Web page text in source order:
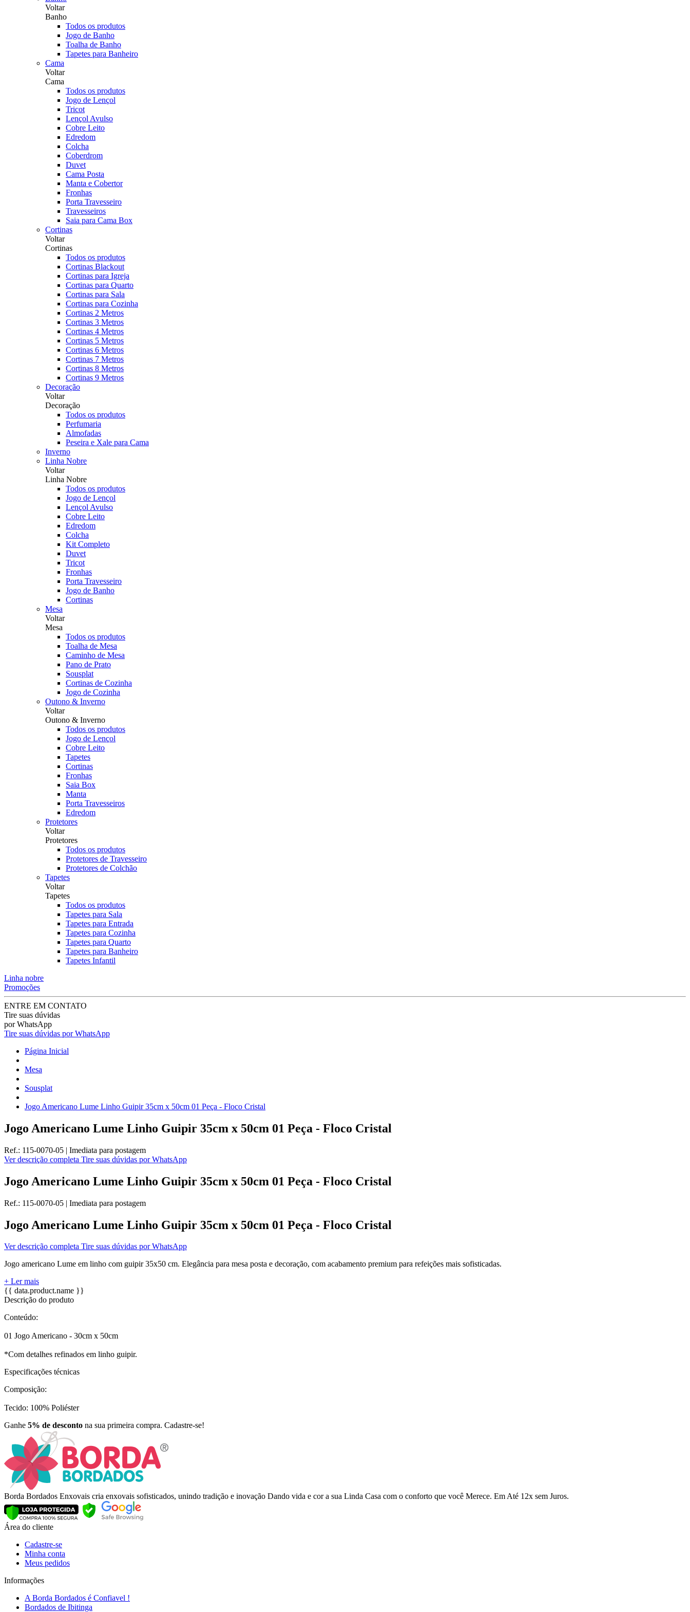
Voltar
Banho
Todos os produtos
Jogo de Banho
Toalha de Banho
Tapetes para Banheiro
Cama
Voltar
Cama
Todos os produtos
Jogo de Lençol
Tricot
Lençol Avulso
Cobre Leito
Edredom
Colcha
Coberdrom
Duvet
Cama Posta
Manta e Cobertor
Fronhas
Porta Travesseiro
Travesseiros
Saia para Cama Box
Cortinas
Voltar
Cortinas
Todos os produtos
Cortinas Blackout
Cortinas para Igreja
Cortinas para Quarto
Cortinas para Sala
Cortinas para Cozinha
Cortinas 2 Metros
Cortinas 3 Metros
Cortinas 4 Metros
Cortinas 5 Metros
Cortinas 6 Metros
Cortinas 7 Metros
Cortinas 8 Metros
Cortinas 9 Metros
Decoração
Voltar
Decoração
Todos os produtos
Perfumaria
Almofadas
Peseira e Xale para Cama
Inverno
Linha Nobre
Voltar
Linha Nobre
Todos os produtos
Jogo de Lençol
Lençol Avulso
Cobre Leito
Edredom
Colcha
Kit Completo
Duvet
Tricot
Fronhas
Porta Travesseiro
Jogo de Banho
Cortinas
Mesa
Voltar
Mesa
Todos os produtos
Toalha de Mesa
Caminho de Mesa
Pano de Prato
Sousplat
Cortinas de Cozinha
Jogo de Cozinha
Outono & Inverno
Voltar
Outono & Inverno
Todos os produtos
Jogo de Lençol
Cobre Leito
Tapetes
Cortinas
Fronhas
Saia Box
Manta
Porta Travesseiros
Edredom
Protetores
Voltar
Protetores
Todos os produtos
Protetores de Travesseiro
Protetores de Colchão
Tapetes
Voltar
Tapetes
Todos os produtos
Tapetes para Sala
Tapetes para Entrada
Tapetes para Cozinha
Tapetes para Quarto
Tapetes para Banheiro
Tapetes Infantil
Linha nobre
Promoções
ENTRE EM CONTATO
Tire suas dúvidas
por WhatsApp
Tire suas dúvidas por WhatsApp
Página Inicial
Mesa
Sousplat
Jogo Americano Lume Linho Guipir 35cm x 50cm 01 Peça - Floco Cristal
Jogo Americano Lume Linho Guipir 35cm x 50cm 01 Peça - Floco Cristal
Ref.: 115-0070-05 | Imediata para postagem
Ver descrição completa Tire suas dúvidas por WhatsApp
Jogo Americano Lume Linho Guipir 35cm x 50cm 01 Peça - Floco Cristal
Ref.: 115-0070-05 | Imediata para postagem
Jogo Americano Lume Linho Guipir 35cm x 50cm 01 Peça - Floco Cristal
Ver descrição completa Tire suas dúvidas por WhatsApp
Jogo americano Lume em linho com guipir 35x50 cm. Elegância para mesa posta e decoração, com acabamento premium para refeições mais sofisticadas.
+ Ler mais
{{ data.product.name }}
Descrição do produto
Conteúdo:
01 Jogo Americano - 30cm x 50cm
*Com detalhes refinados em linho guipir.
Especificações técnicas
Composição:
Tecido: 100% Poliéster
Ganhe 5% de desconto na sua primeira compra. Cadastre-se!
Borda Bordados Enxovais cria enxovais sofisticados, unindo tradição e inovação Dando vida e cor a sua Linda Casa com o conforto que você Merece. Em Até 12x sem Juros.
Área do cliente
Cadastre-se
Minha conta
Meus pedidos
Informações
A Borda Bordados é Confiavel !
Bordados de Ibitinga